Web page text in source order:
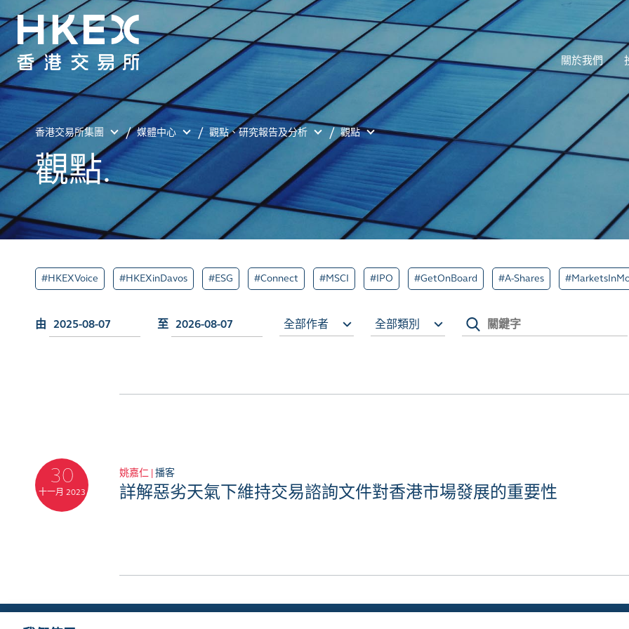
關於我們
香港交易所集團 媒體中心 觀點、研究報告及分析 觀點
觀點.
#HKEXVoice #HKEXinDavos #ESG #Connect #MSCI #IPO #GetOnBoard #A-Shares
由 至 全部作者 全部類別
30
十一月 2023
姚嘉仁 |播客
詳解惡劣天氣下維持交易諮詢文件對香港市場發展的重要性